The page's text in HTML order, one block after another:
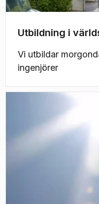
Utbildning i
Vi utbildar
ingenjörer